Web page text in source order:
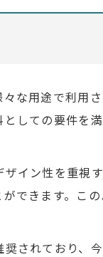
な用途で利用
しての要件を
イン性を重視
できます。こ
されており、